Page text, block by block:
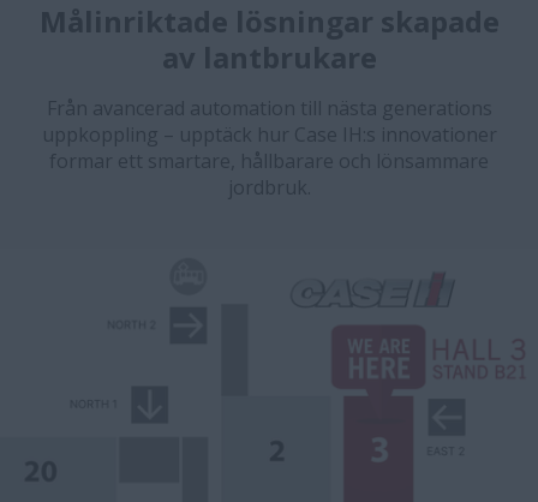
Målinriktade lösningar skapade
av lantbrukare
Från avancerad automation till nästa generations
uppkoppling – upptäck hur Case IH:s innovationer
formar ett smartare, hållbarare och lönsammare
jordbruk.